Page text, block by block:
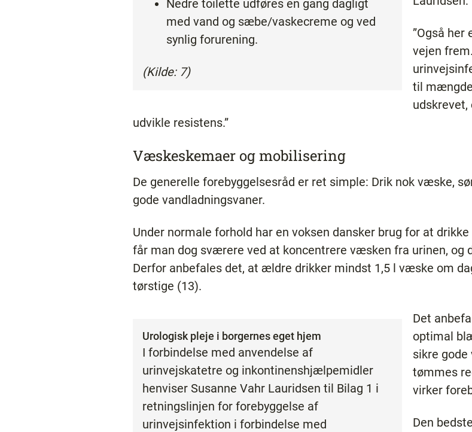
Nedre toilette udføres en gang dagligt
med vand og sæbe/vaskecreme og ved
synlig forurening.
(Kilde: 7)
”Også her
vejen
til
udvikle resistens.”
Væskeskemaer og mobilisering
De generelle forebyggelsesråd er ret simple: Drik nok væske,
gode vandladningsvaner.
Under normale forhold har en voksen dansker brug for at
får man dog sværere ved at koncentrere væsken fra urinen, og
Derfor anbefales det, at ældre drikker mindst 1,5 l væske om
tørstige (13).
Urologisk pleje i borgernes eget hjem
I forbindelse med anvendelse af
urinvejskatetre og inkontinenshjælpemidler
henviser Susanne Vahr Lauridsen til Bilag 1 i
retningslinjen for forebyggelse af
urinvejsinfektion i forbindelse med
Det
optimal
sikre
tømmes
virker
Den